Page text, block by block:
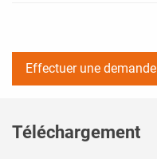
Effectuer une demande
Téléchargement